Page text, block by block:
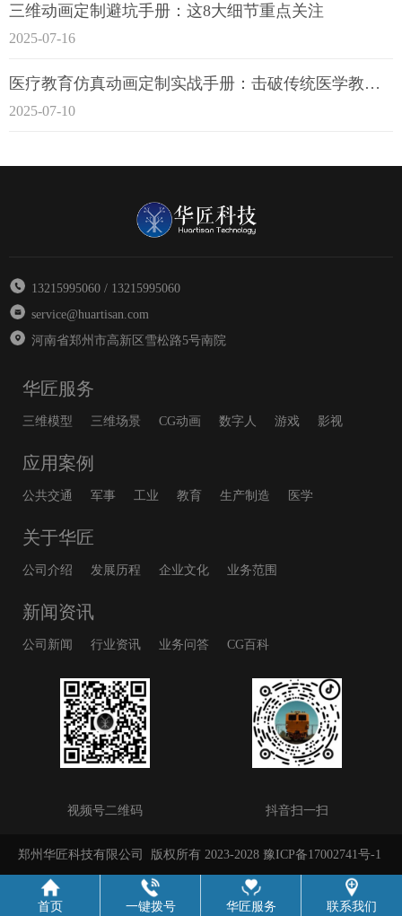
三维动画定制避坑手册：这8大细节重点关注
2025-07-16
医疗教育仿真动画定制实战手册：击破传统医学教育7大痛点
2025-07-10
13215995060 / 13215995060
service@huartisan.com
河南省郑州市高新区雪松路5号南院
华匠服务
三维模型 三维场景 CG动画 数字人 游戏 影视
应用案例
公共交通 军事 工业 教育 生产制造 医学
关于华匠
公司介绍 发展历程 企业文化 业务范围
新闻资讯
公司新闻 行业资讯 业务问答 CG百科
视频号二维码 抖音扫一扫
郑州华匠科技有限公司 版权所有 2023-2028 豫ICP备17002741号-1
首页 一键拨号 华匠服务 联系我们